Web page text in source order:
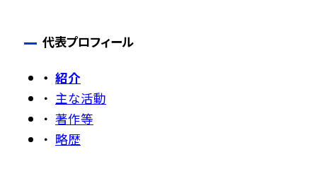
代表プロフィール
紹介
主な活動
著作等
略歴